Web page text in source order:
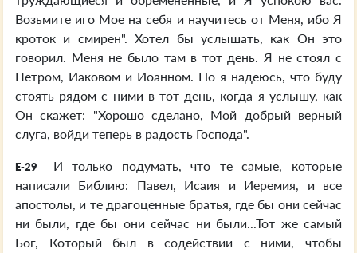
Возьмите иго Мое на себя и научитесь от Меня, ибо Я
кроток и смирен". Хотел бы услышать, как Он это
говорил. Меня не было там в тот день. Я не стоял с
Петром, Иаковом и Иоанном. Но я надеюсь, что буду
стоять рядом с ними в тот день, когда я услышу, как
Он скажет: "Хорошо сделано, Мой добрый верный
слуга, войди теперь в радость Господа".
E-29
И только подумать, что те самые, которые
написали Библию: Павел, Исаия и Иеремия, и все
апостолы, и те драгоценные братья, где бы они сейчас
ни были, где бы они сейчас ни были...Тот же самый
Бог, Который был в содействии с ними, чтобы